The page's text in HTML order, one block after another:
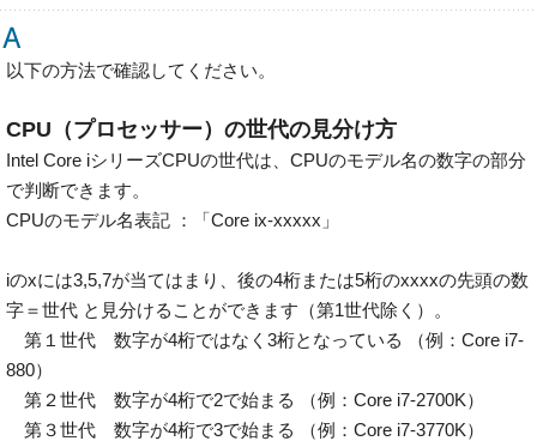
以下の方法で確認してください。
CPU（プロセッサー）の世代の見分け方
Intel Core iシリーズCPUの世代は、CPUのモデル名の数字の部分
で判断できます。
CPUのモデル名表記 ：「Core ix-xxxxx」
iのxには3,5,7が当てはまり、後の4桁または5桁のxxxxの先頭の数
字＝世代 と見分けることができます（第1世代除く）。
第１世代 数字が4桁ではなく3桁となっている （例：Core i7-
880）
第２世代 数字が4桁で2で始まる （例：Core i7-2700K）
第３世代 数字が4桁で3で始まる （例：Core i7-3770K）